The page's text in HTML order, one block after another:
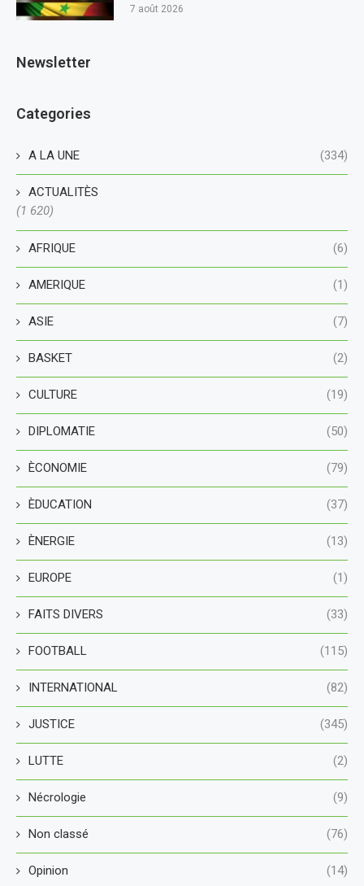
7 août 2026
Newsletter
Categories
A LA UNE (334)
ACTUALITÈS
(1 620)
AFRIQUE (6)
AMERIQUE (1)
ASIE (7)
BASKET (2)
CULTURE (19)
DIPLOMATIE (50)
ÈCONOMIE (79)
ÈDUCATION (37)
ÈNERGIE (13)
EUROPE (1)
FAITS DIVERS (33)
FOOTBALL (115)
INTERNATIONAL (82)
JUSTICE (345)
LUTTE (2)
Nécrologie (9)
Non classé (76)
Opinion (14)